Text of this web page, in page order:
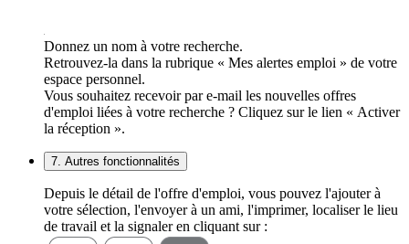
Donnez un nom à votre recherche.
Retrouvez-la dans la rubrique « Mes alertes emploi » de votre
espace personnel.
Vous souhaitez recevoir par e-mail les nouvelles offres
d'emploi liées à votre recherche ? Cliquez sur le lien « Activer
la réception ».
7. Autres fonctionnalités
Depuis le détail de l'offre d'emploi, vous pouvez l'ajouter à
votre sélection, l'envoyer à un ami, l'imprimer, localiser le lieu
de travail et la signaler en cliquant sur :